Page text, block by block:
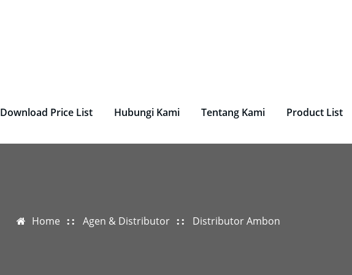
Download Price List Hubungi Kami Tentang Kami Product List
Home Agen & Distributor Distributor Ambon